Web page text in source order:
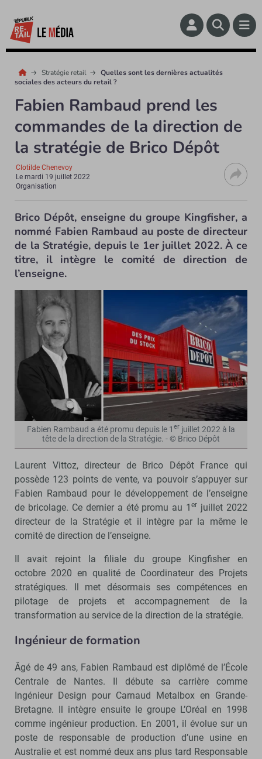
Stratégie retail
Quelles sont les dernières actualités
sociales des acteurs du retail ?
Fabien Rambaud prend les
commandes de la direction de
la stratégie de Brico Dépôt
Clotilde Chenevoy
Lemardi 19 juillet 2022
Organisation
Brico Dépôt, enseigne du groupe Kingfisher, a
nommé Fabien Rambaud au poste de directeur
de la Stratégie, depuis le 1er juillet 2022. À ce
titre, il intègre le comité de direction de
l’enseigne.
Fabien Rambaud a été promu depuis le 1 er juillet 2022 à la
tête de la direction de la Stratégie. - © Brico Dépôt
Laurent Vittoz, directeur de Brico Dépôt France qui
possède 123 points de vente, va pouvoir s’appuyer sur
Fabien Rambaud pour le développement de l’enseigne
de bricolage. Ce dernier a été promu au 1er juillet 2022
directeur de la Stratégie et il intègre par la même le
comité de direction de l’enseigne.
Il avait rejoint la filiale du groupe Kingfisher en
octobre 2020 en qualité de Coordinateur des Projets
stratégiques. Il met désormais ses compétences en
pilotage de projets et accompagnement de la
transformation au service de la direction de la stratégie.
Ingénieur de formation
Âgé de 49 ans, Fabien Rambaud est diplômé de l’École
Centrale de Nantes. Il débute sa carrière comme
Ingénieur Design pour Carnaud Metalbox en Grande-
Bretagne. Il intègre ensuite le groupe L’Oréal en 1998
comme ingénieur production. En 2001, il évolue sur un
poste de responsable de production d’une usine en
Australie et est nommé deux ans plus tard Responsable